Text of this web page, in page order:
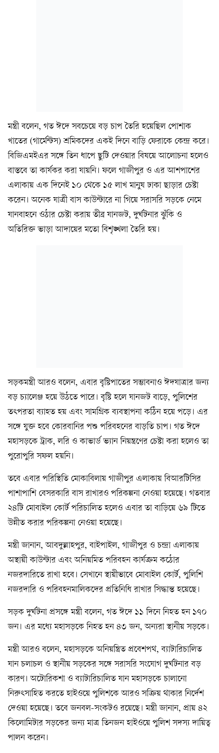
মন্ত্রী বলেন, গত ঈদে সবচেয়ে বড় চাপ তৈরি হয়েছিল পোশাক
খাতের (গার্মেন্টস) শ্রমিকদের একই দিনে বাড়ি ফেরাকে কেন্দ্র করে।
বিজিএমইএর সঙ্গে তিন ধাপে ছুটি দেওয়ার বিষয়ে আলোচনা হলেও
বাস্তবে তা কার্যকর করা যায়নি। ফলে গাজীপুর ও এর আশপাশের
এলাকায় এক দিনেই ১০ থেকে ১৫ লাখ মানুষ ঢাকা ছাড়ার চেষ্টা
করেন। অনেক যাত্রী বাস কাউন্টারে না গিয়ে সরাসরি সড়কে নেমে
যানবাহনে ওঠার চেষ্টা করায় তীব্র যানজট, দুর্ঘটনার ঝুঁকি ও
অতিরিক্ত ভাড়া আদায়ের মতো বিশৃঙ্খলা তৈরি হয়।
সড়কমন্ত্রী আরও বলেন, এবার বৃষ্টিপাতের সম্ভাবনাও ঈদযাত্রার জন্য
বড় চ্যালেঞ্জ হয়ে উঠতে পারে। বৃষ্টি হলে যানজট বাড়ে, পুলিশের
তৎপরতা ব্যাহত হয় এবং সামগ্রিক ব্যবস্থাপনা কঠিন হয়ে পড়ে। এর
সঙ্গে যুক্ত হবে কোরবানির পশু পরিবহনের বাড়তি চাপ। গত ঈদে
মহাসড়কে ট্রাক, লরি ও কাভার্ড ভ্যান নিয়ন্ত্রণের চেষ্টা করা হলেও তা
পুরোপুরি সফল হয়নি।
তবে এবার পরিস্থিতি মোকাবিলায় গাজীপুর এলাকায় বিআরটিসির
পাশাপাশি বেসরকারি বাস রাখারও পরিকল্পনা নেওয়া হয়েছে। গতবার
২৪টি মোবাইল কোর্ট পরিচালিত হলেও এবার তা বাড়িয়ে ৬৯ টিতে
উন্নীত করার পরিকল্পনা নেওয়া হয়েছে।
মন্ত্রী জানান, আবদুল্লাহপুর, বাইপাইল, গাজীপুর ও চন্দ্রা এলাকায়
অস্থায়ী কাউন্টার এবং অনিয়মিত পরিবহন কার্যক্রম কঠোর
নজরদারিতে রাখা হবে। সেখানে স্থায়ীভাবে মোবাইল কোর্ট, পুলিশি
নজরদারি ও পরিবহনমালিকদের প্রতিনিধি রাখার সিদ্ধান্ত হয়েছে।
সড়ক দুর্ঘটনা প্রসঙ্গে মন্ত্রী বলেন, গত ঈদে ১১ দিনে নিহত হন ১৭০
জন। এর মধ্যে মহাসড়কে নিহত হন ৪৩ জন, অন্যরা স্থানীয় সড়কে।
মন্ত্রী আরও বলেন, মহাসড়কে অনিয়ন্ত্রিত প্রবেশপথ, ব্যাটারিচালিত
যান চলাচল ও স্থানীয় সড়কের সঙ্গে সরাসরি সংযোগ দুর্ঘটনার বড়
কারণ। অটোরিকশা ও ব্যাটারিচালিত যান মহাসড়কে চালানো
নিরুৎসাহিত করতে হাইওয়ে পুলিশকে আরও সক্রিয় থাকার নির্দেশ
দেওয়া হয়েছে। তবে জনবল-সংকটও রয়েছে। মন্ত্রী জানান, প্রায় ৪২
কিলোমিটার সড়কের জন্য মাত্র তিনজন হাইওয়ে পুলিশ সদস্য দায়িত্ব
পালন করেন।